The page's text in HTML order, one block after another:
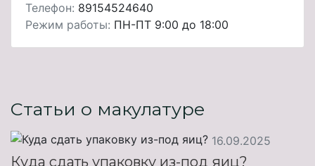
Телефон: 89154524640
Режим работы: ПН-ПТ 9:00 до 18:00
Статьи о макулатуре
16.09.2025
Куда сдать упаковку из-под яиц?